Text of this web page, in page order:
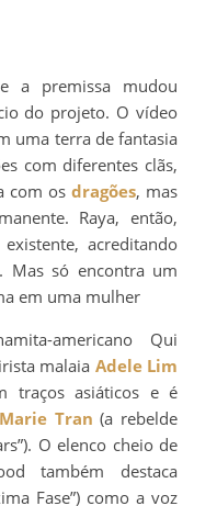
a premissa mudou
do projeto. O vídeo
uma terra de fantasia
com diferentes clãs,
com os dragões, mas
Raya, então,
acreditando
Mas só encontra um
em uma mulher
americano Qui
malaia Adele Lim
traços asiáticos e é
Tran (a rebelde
O elenco cheio de
também destaca
Fase”) como a voz